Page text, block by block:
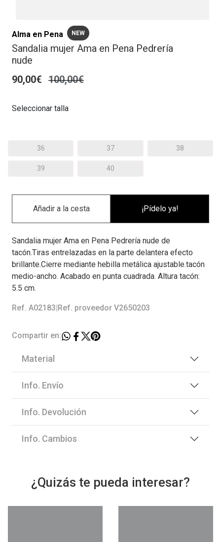
Alma en Pena NEW
Sandalia mujer Ama en Pena Pedrería
nude
90,00€ 100,00€
Seleccionar talla
36 37 38
39 40
¡Pídelo ya!
Sandalia mujer Ama en Pena Pedrería nude de
tacón.Tiras entrelazadas en la parte delantera efecto
brillante.Cierre mediante hebilla metálica ajustable.tacón
medio-ancho. Acabado en punta cuadrada. Altura tacón:
5.5 cm.
Ref. A02183 Ref. proveedor V2650203
Compartir en:
Material
Info. Envío
Info. Devolución
Info. Cambios
¿Quizás te pueda interesar?